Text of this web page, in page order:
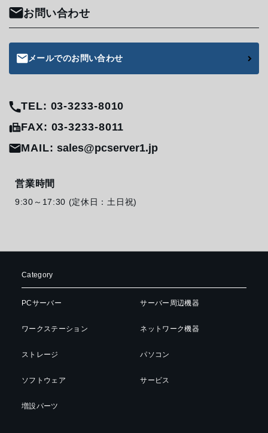
お問い合わせ
メールでのお問い合わせ
TEL: 03-3233-8010
FAX: 03-3233-8011
MAIL:sales@pcserver1.jp
営業時間
9:30～17:30 (定休日：土日祝)
Category
PCサーバー
ワークステーション
ストレージ
ソフトウェア
増設パーツ
サーバー周辺機器
ネットワーク機器
パソコン
サービス